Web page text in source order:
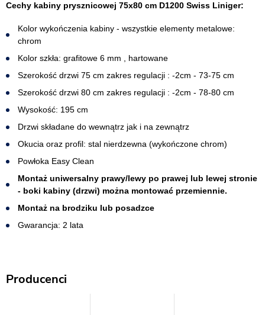
Cechy kabiny prysznicowej 75x80 cm D1200 Swiss Liniger:
Kolor wykończenia kabiny - wszystkie elementy metalowe:
chrom
Kolor szkła: grafitowe 6 mm , hartowane
Szerokość drzwi 75 cm zakres regulacji : -2cm - 73-75 cm
Szerokość drzwi 80 cm zakres regulacji : -2cm - 78-80 cm
Wysokość: 195 cm
Drzwi składane do wewnątrz jak i na zewnątrz
Okucia oraz profil: stal nierdzewna (wykończone chrom)
Powłoka Easy Clean
Montaż uniwersalny prawy/lewy po prawej lub lewej stronie
- boki kabiny (drzwi) można montować przemiennie.
Montaż na brodziku lub posadzce
Gwarancja: 2 lata
Producenci